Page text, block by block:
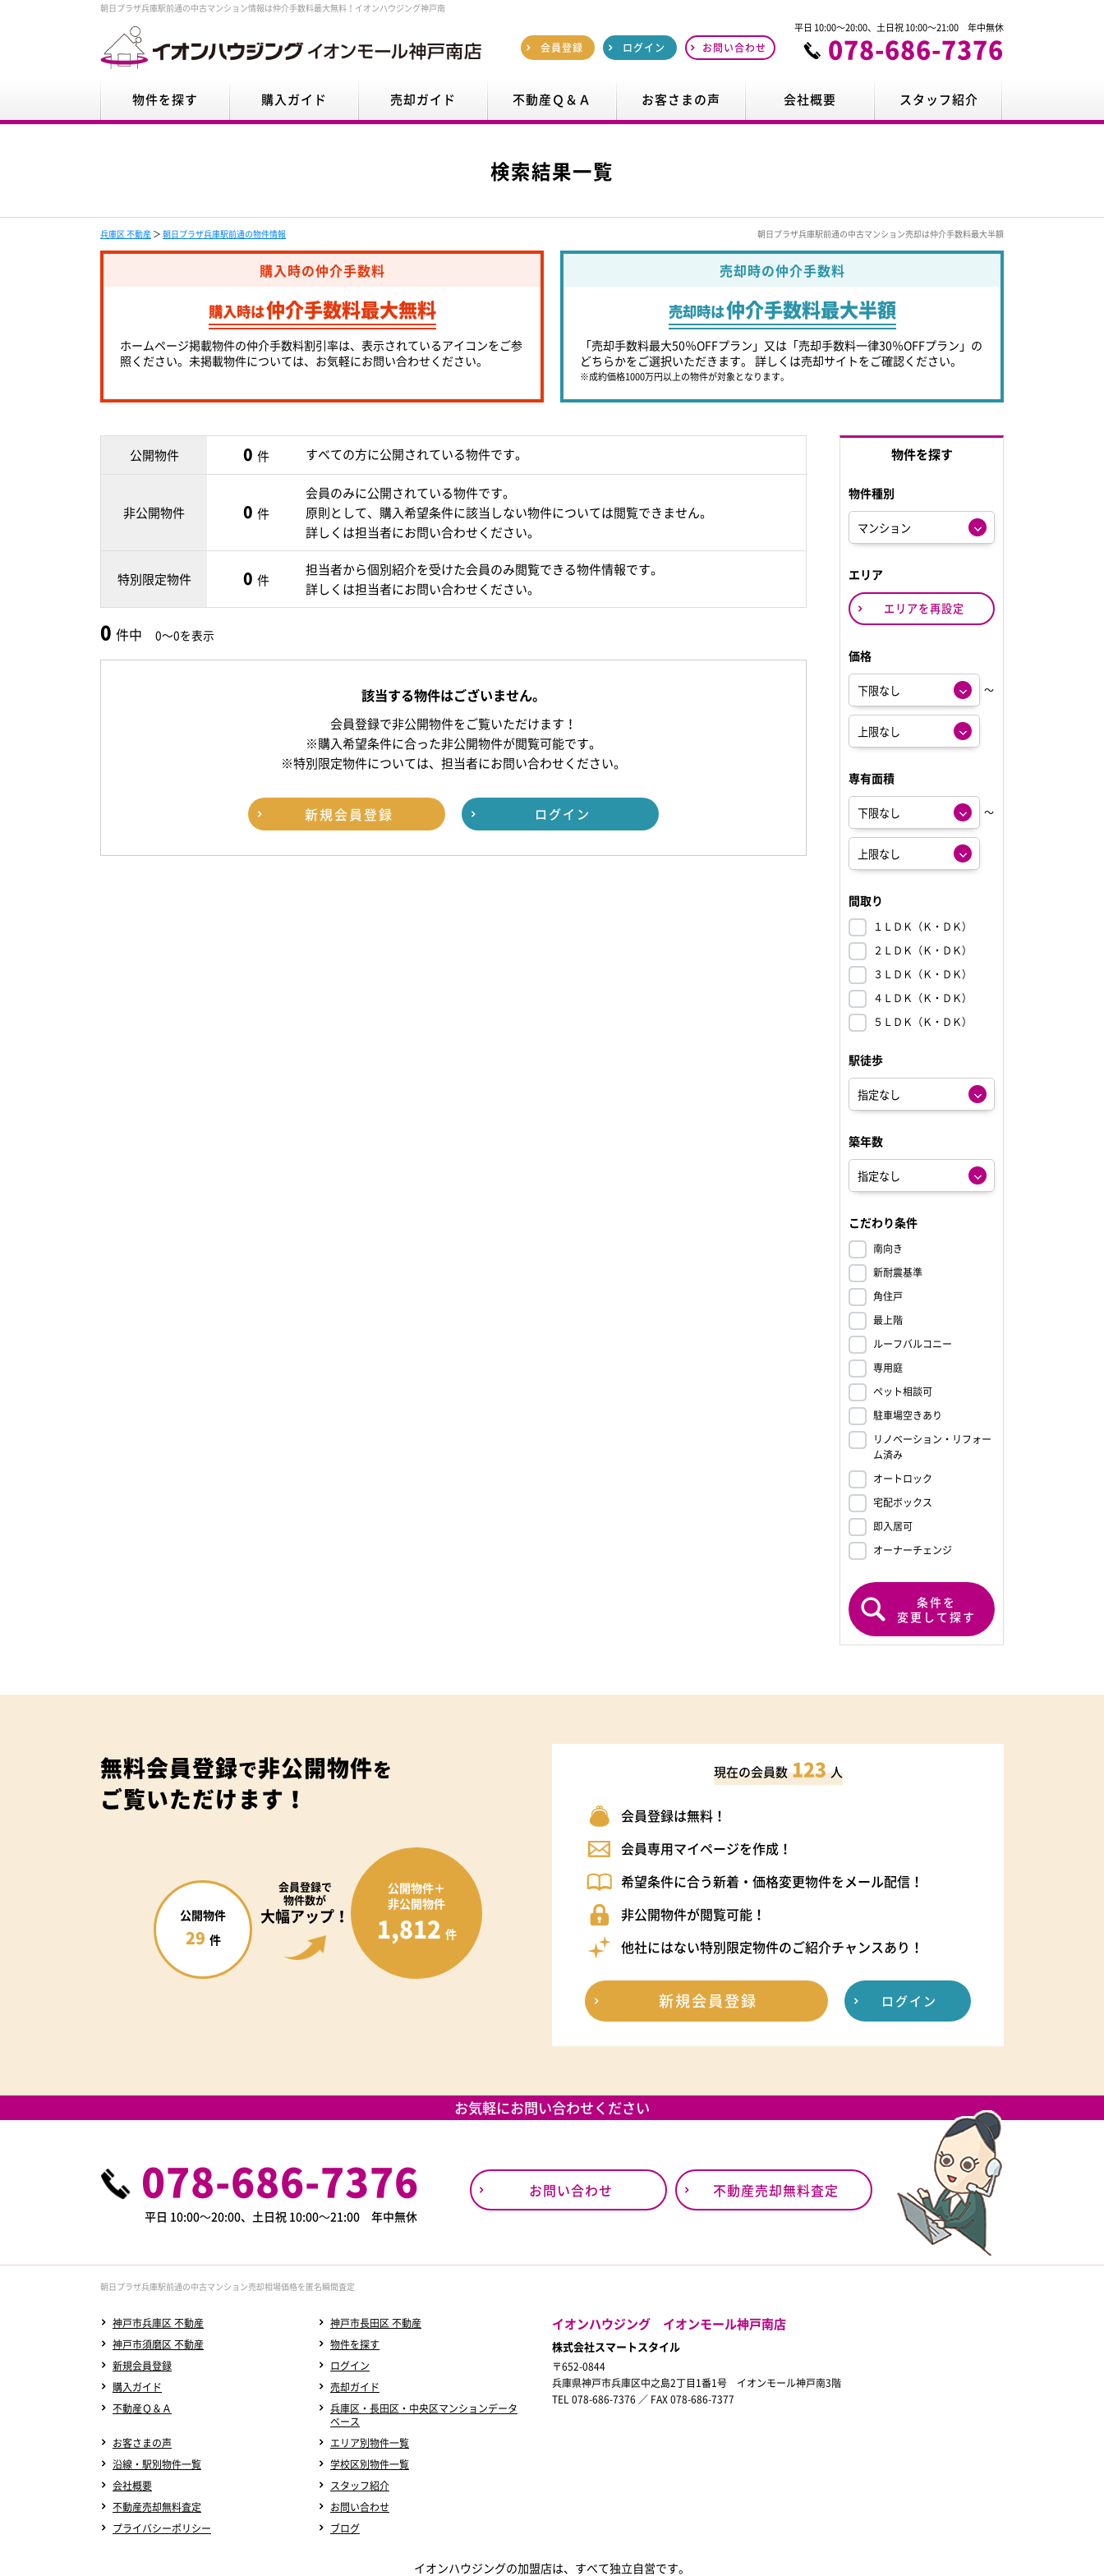
朝日プラザ兵庫駅前通の中古マンション情報は仲介手数料最大無料！イオンハウジング神戸南
会員登録 ログイン お問い合わせ
平日 10:00～20:00、土日祝 10:00～21:00 年中無休
078-686-7376
物件を探す 購入ガイド 売却ガイド 不動産Ｑ＆Ａ お客さまの声 会社概要 スタッフ紹介
検索結果一覧
兵庫区 不動産 ＞ 朝日プラザ兵庫駅前通の物件情報 朝日プラザ兵庫駅前通の中古マンション売却は仲介手数料最大半額
購入時の仲介手数料
購入時は仲介手数料最大無料
ホームページ掲載物件の仲介手数料割引率は、表示されているアイコンをご参
照ください。未掲載物件については、お気軽にお問い合わせください。
売却時の仲介手数料
売却時は仲介手数料最大半額
「売却手数料最大50％OFFプラン」又は「売却手数料一律30％OFFプラン」の
どちらかをご選択いただきます。 詳しくは売却サイトをご確認ください。
※成約価格1000万円以上の物件が対象となります。
公開物件 0 件 すべての方に公開されている物件です。
非公開物件 0 件
会員のみに公開されている物件です。
原則として、購入希望条件に該当しない物件については閲覧できません。
詳しくは担当者にお問い合わせください。
特別限定物件 0 件
担当者から個別紹介を受けた会員のみ閲覧できる物件情報です。
詳しくは担当者にお問い合わせください。
0 件中 0～0を表示
該当する物件はございません。
会員登録で非公開物件をご覧いただけます！
※購入希望条件に合った非公開物件が閲覧可能です。
※特別限定物件については、担当者にお問い合わせください。
新規会員登録 ログイン
物件を探す
物件種別
エリア
エリアを再設定
価格
～
専有面積
～
間取り
１ＬＤＫ（Ｋ・ＤＫ）
２ＬＤＫ（Ｋ・ＤＫ）
３ＬＤＫ（Ｋ・ＤＫ）
４ＬＤＫ（Ｋ・ＤＫ）
５ＬＤＫ（Ｋ・ＤＫ）
駅徒歩
築年数
こだわり条件
南向き
新耐震基準
角住戸
最上階
ルーフバルコニー
専用庭
ペット相談可
駐車場空きあり
リノベーション・リフォー
ム済み
オートロック
宅配ボックス
即入居可
オーナーチェンジ
条件を
変更して探す
無料会員登録で非公開物件を
ご覧いただけます！
会員登録で
物件数が
大幅アップ！
公開物件
29 件
公開物件＋
非公開物件
1,812 件
現在の会員数 123 人
会員登録は無料！
会員専用マイページを作成！
希望条件に合う新着・価格変更物件をメール配信！
非公開物件が閲覧可能！
他社にはない特別限定物件のご紹介チャンスあり！
新規会員登録 ログイン
お気軽にお問い合わせください
078-686-7376
平日 10:00～20:00、土日祝 10:00～21:00 年中無休
お問い合わせ 不動産売却無料査定
朝日プラザ兵庫駅前通の中古マンション売却相場価格を匿名瞬間査定
神戸市兵庫区 不動産
神戸市長田区 不動産
神戸市須磨区 不動産
物件を探す
新規会員登録
ログイン
購入ガイド
売却ガイド
不動産Ｑ＆Ａ
兵庫区・長田区・中央区マンションデータ
ベース
お客さまの声
エリア別物件一覧
沿線・駅別物件一覧
学校区別物件一覧
会社概要
スタッフ紹介
不動産売却無料査定
お問い合わせ
プライバシーポリシー
ブログ
イオンハウジング イオンモール神戸南店
株式会社スマートスタイル
〒652-0844
兵庫県神戸市兵庫区中之島2丁目1番1号 イオンモール神戸南3階
TEL 078-686-7376 ／ FAX 078-686-7377
イオンハウジングの加盟店は、すべて独立自営です。